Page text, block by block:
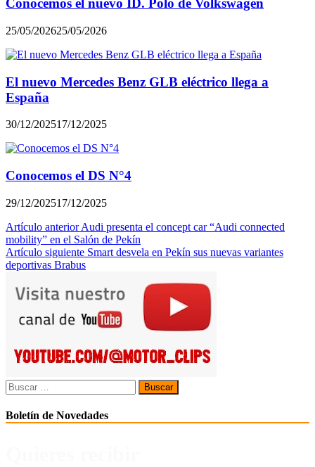
Conocemos el nuevo ID. Polo de Volkswagen
25/05/202625/05/2026
El nuevo Mercedes Benz GLB eléctrico llega a
España
30/12/202517/12/2025
Conocemos el DS N°4
29/12/202517/12/2025
Navegación
de
entradas
Artículo anterior Audi presenta el concept car “Audi connected
mobility” en el Salón de Pekín
Artículo siguiente Smart desvela en Pekín sus nuevas variantes
deportivas Brabus
Buscar:
Boletín de Novedades